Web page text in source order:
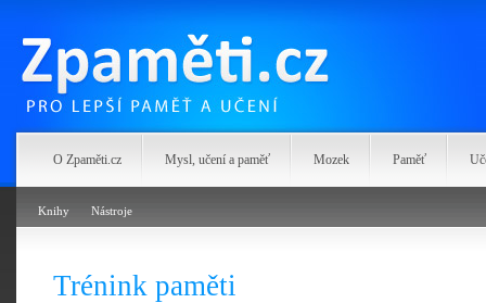
Zpaměti.cz
O Zpaměti.cz Mysl, učení a paměť Mozek Paměť
Knihy Nástroje
Trénink paměti